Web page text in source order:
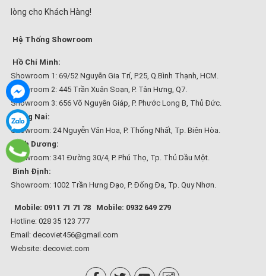
lòng cho Khách Hàng!
Hệ Thống Showroom
Hồ Chí Minh:
Showroom 1: 69/52 Nguyễn Gia Trí, P.25, Q.Bình Thạnh, HCM.
Showroom 2: 445 Trần Xuân Soạn, P. Tân Hưng, Q7.
Showroom 3: 656 Võ Nguyên Giáp, P. Phước Long B, Thủ Đức.
Đồng Nai:
Showroom: 24 Nguyễn Văn Hoa, P. Thống Nhất, Tp. Biên Hòa.
Bình Dương:
Showroom: 341 Đường 30/4, P. Phú Thọ, Tp. Thủ Dầu Một.
Bình Định:
Showroom: 1002 Trần Hưng Đạo, P. Đống Đa, Tp. Quy Nhơn.
Mobile: 0911 71 71 78
Mobile: 0932 649 279
Hotline: 028 35 123 777
Email: decoviet456@gmail.com
Website: decoviet.com